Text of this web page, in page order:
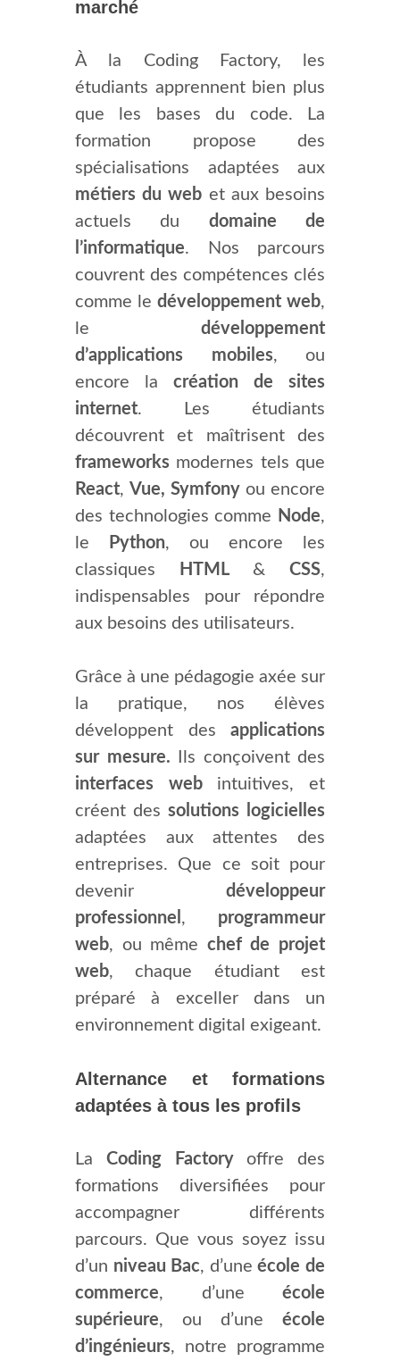
marché
À la Coding Factory, les
étudiants apprennent bien plus
que les bases du code. La
formation propose des
spécialisations adaptées aux
métiers du web et aux besoins
actuels du domaine de
l’informatique. Nos parcours
couvrent des compétences clés
comme le développement web,
le développement
d’applications mobiles, ou
encore la création de sites
internet. Les étudiants
découvrent et maîtrisent des
frameworks modernes tels que
React, Vue, Symfony ou encore
des technologies comme Node,
le
Python, ou encore les
classiques
HTML&CSS,
indispensables pour répondre
aux besoins des utilisateurs.
Grâce à une pédagogie axée sur
la pratique, nos élèves
développent des applications
sur mesure.
Ils conçoivent des
interfaces webintuitives, et
créent des solutions logicielles
adaptées aux attentes des
entreprises. Que ce soit pour
devenir développeur
professionnel , programmeur
web, ou même chef de projet
web, chaque étudiant est
préparé à exceller dans un
environnement digital exigeant.
Alternance et formations
adaptées à tous les profils
La Coding Factoryoffre des
formations diversifiées pour
accompagner différents
parcours. Que vous soyez issu
d’un niveau Bac, d’uneécole de
commerce, d’une école
supérieure, ou d’une école
d’ingénieurs, notre programme